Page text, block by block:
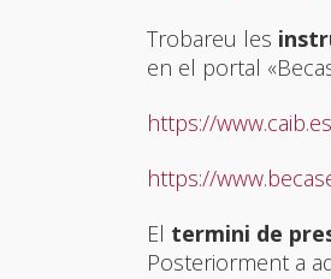
Trobareu les
en el portal
https://
https://
El termini de
Posteriorment a